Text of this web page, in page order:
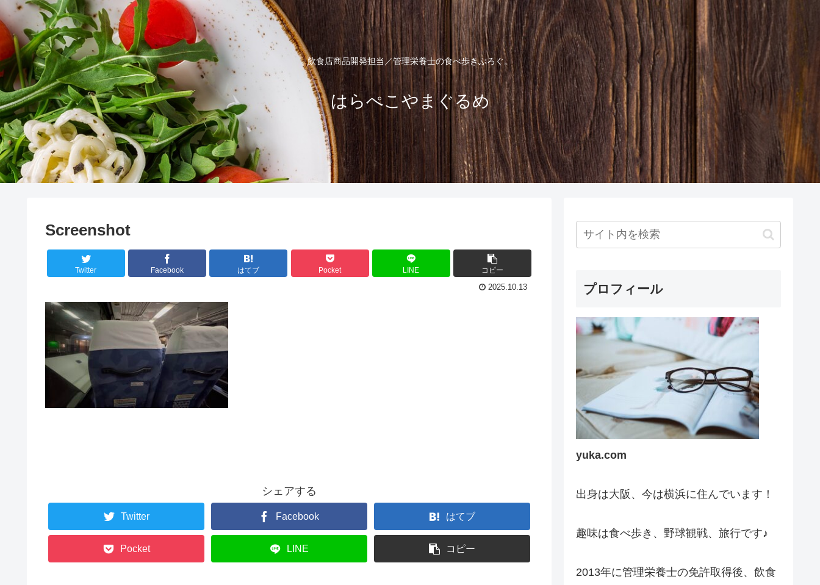
飲食店商品開発担当／管理栄養士の食べ歩きぶろぐ。
はらぺこやまぐるめ
Screenshot
Twitter Facebook はてブ Pocket LINE コピー
2025.10.13
シェアする
Twitter Facebook はてブ
Pocket LINE コピー
プロフィール
yuka.com
出身は大阪、今は横浜に住んでいます！
趣味は食べ歩き、野球観戦、旅行です♪
2013年に管理栄養士の免許取得後、飲食